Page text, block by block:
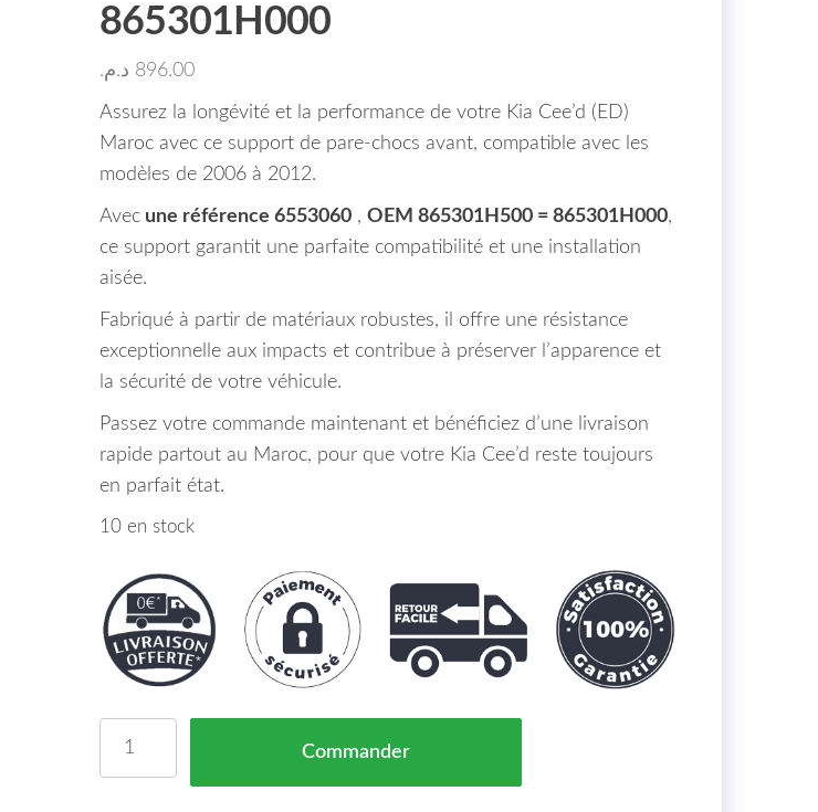
865301H000
896.00 د.م.
Assurez la longévité et la performance de votre Kia Cee’d (ED)
Maroc avec ce support de pare-chocs avant, compatible avec les
modèles de 2006 à 2012.
Avecune référence 6553060, OEM 865301H500 = 865301H000,
ce support garantit une parfaite compatibilité et une installation
aisée.
Fabriqué à partir de matériaux robustes, il offre une résistance
exceptionnelle aux impacts et contribue à préserver l’apparence et
la sécurité de votre véhicule.
Passez votre commande maintenant et bénéficiez d’une livraison
rapide partout au Maroc, pour que votre Kia Cee’d reste toujours
en parfait état.
10 en stock
Commander